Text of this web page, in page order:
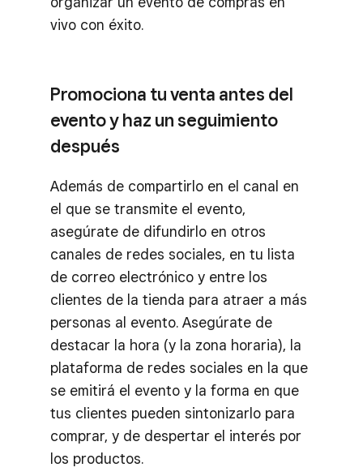
vivo con éxito.
Promociona tu venta antes del
evento y haz un seguimiento
después
Además de compartirlo en el canal en
el que se transmite el evento,
asegúrate de difundirlo en otros
canales de redes sociales, en tu lista
de correo electrónico y entre los
clientes de la tienda para atraer a más
personas al evento. Asegúrate de
destacar la hora (y la zona horaria), la
plataforma de redes sociales en la que
se emitirá el evento y la forma en que
tus clientes pueden sintonizarlo para
comprar, y de despertar el interés por
los productos.